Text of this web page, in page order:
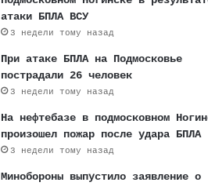
атаки БПЛА ВСУ
3 недели тому назад
При атаке БПЛА на Подмосковье
пострадали 26 человек
3 недели тому назад
На нефтебазе в подмосковном
произошел пожар после удара БПЛА
3 недели тому назад
Минобороны выпустило заявление о